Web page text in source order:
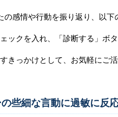
の感情や行動を振り返り、以
ックを入れ、「診断する」ボ
きっかけとして、お気軽にご
些細な言動に過敏に反